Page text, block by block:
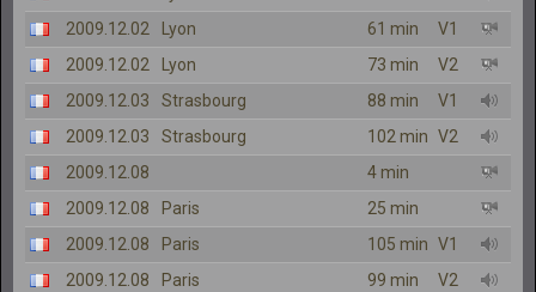
2009.12.02
Lyon 61 min
V1
2009.12.02
Lyon 73 min
V2
2009.12.03
Strasbourg 88 min
V1
2009.12.03
Strasbourg 102 min V2
2009.12.08
4 min
2009.12.08
Paris
25 min
2009.12.08
Paris 105 min V1
2009.12.08
Paris 99 min
V2